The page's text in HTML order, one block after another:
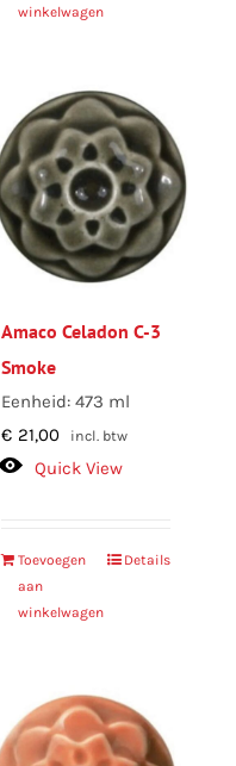
winkelwagen
Amaco Celadon C-3
Smoke
Eenheid: 473 ml
€ 21,00 incl. btw
Quick View
Toevoegen
aan
winkelwagen
Details